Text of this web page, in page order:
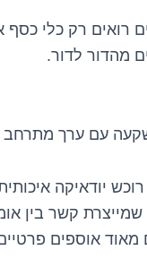
רואים רק כלי כסף
מהדור לדור.
עם ערך מתרחב
יודאיקה
קשר בין
מאוד אוספים